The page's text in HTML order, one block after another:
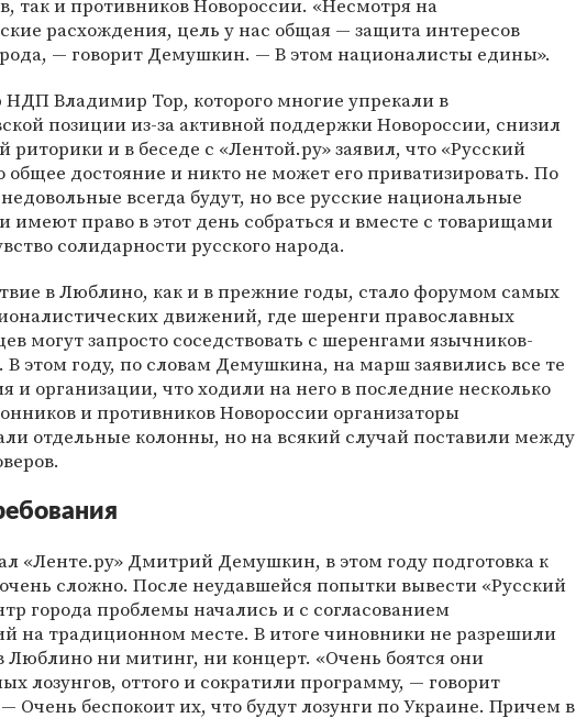
так и противников Новороссии. «Несмотря на
расхождения, цель у нас общая — защита интересов
— говорит Демушкин. — В этом националисты едины».
Владимир Тор, которого многие упрекали в
позиции из-за активной поддержки Новороссии, снизил
риторики и в беседе с «Лентой.ру» заявил, что «Русский
достояние и никто не может его приватизировать. По
всегда будут, но все русские национальные
имеют право в этот день собраться и вместе с товарищами
солидарности русского народа.
в Люблино, как и в прежние годы, стало форумом самых
движений, где шеренги православных
могут запросто соседствовать с шеренгами язычников-
В этом году, по словам Демушкина, на марш заявились все те
и организации, что ходили на него в последние несколько
и противников Новороссии организаторы
отдельные колонны, но на всякий случай поставили между
«Ленте.ру» Дмитрий Демушкин, в этом году подготовка к
сложно. После неудавшейся попытки вывести «Русский
города проблемы начались и с согласованием
на традиционном месте. В итоге чиновники не разрешили
Люблино ни митинг, ни концерт. «Очень боятся они
лозунгов, оттого и сократили программу, — говорит
Очень беспокоит их, что будут лозунги по Украине. Причем в